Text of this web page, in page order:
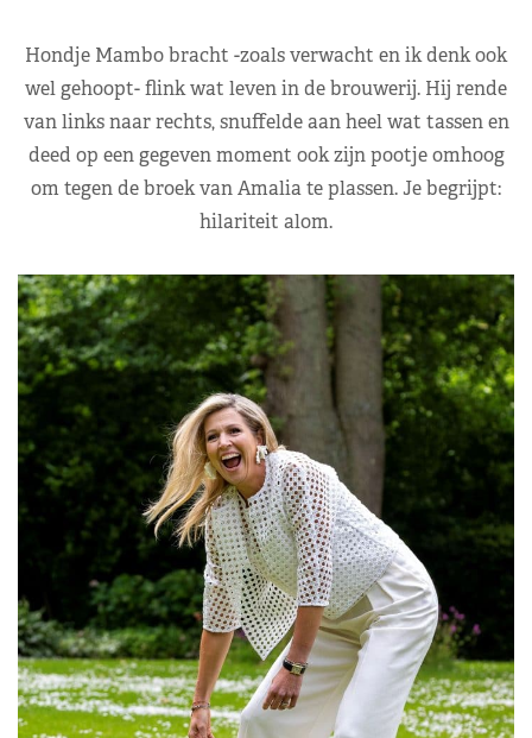
Hondje Mambo bracht -zoals verwacht en ik denk ook
wel gehoopt- flink wat leven in de brouwerij. Hij rende
van links naar rechts, snuffelde aan heel wat tassen en
deed op een gegeven moment ook zijn pootje omhoog
om tegen de broek van Amalia te plassen. Je begrijpt:
hilariteit alom.